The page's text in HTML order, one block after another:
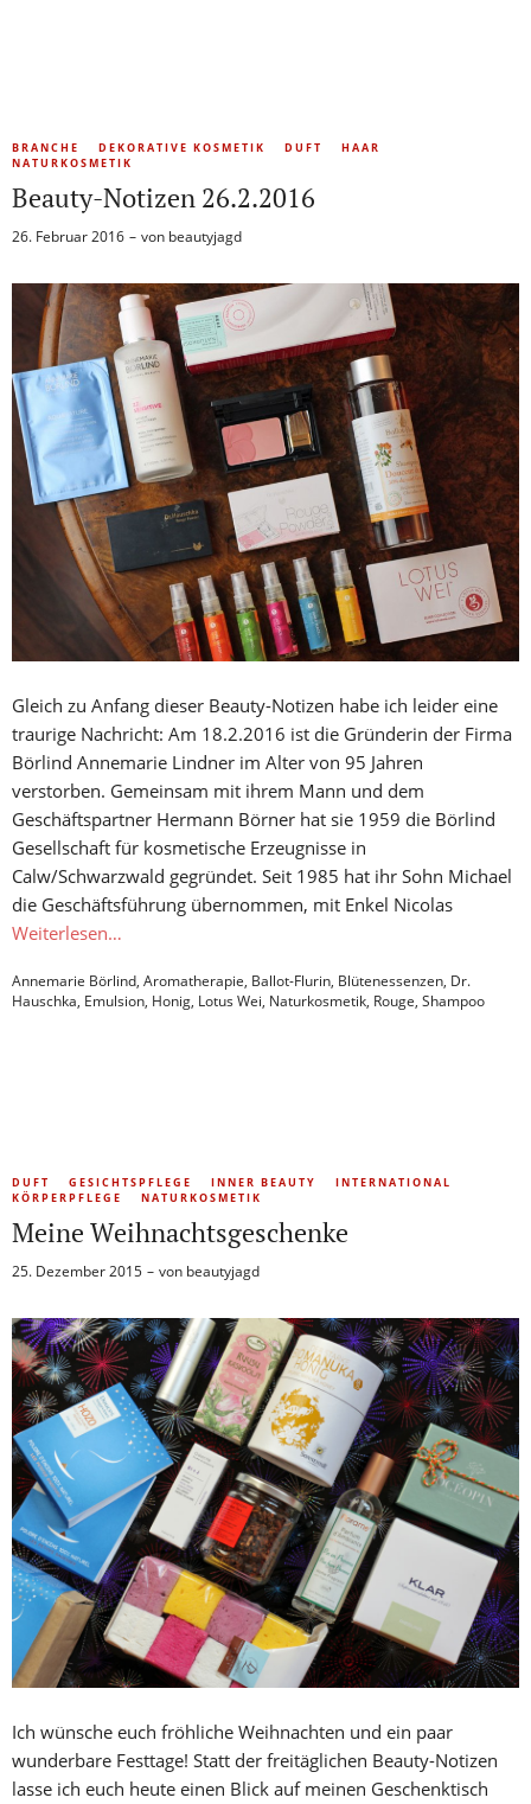
BRANCHE DEKORATIVE KOSMETIK DUFT
HAAR
NATURKOSMETIK
Beauty-Notizen 26.2.2016
26. Februar 2016 von beautyjagd
Gleich zu Anfang dieser Beauty-Notizen habe ich leider eine
traurige Nachricht: Am 18.2.2016 ist die Gründerin der Firma
Börlind Annemarie Lindner im Alter von 95 Jahren
verstorben. Gemeinsam mit ihrem Mann und dem
Geschäftspartner Hermann Börner hat sie 1959 die Börlind
Gesellschaft für kosmetische Erzeugnisse in
Calw/Schwarzwald gegründet. Seit 1985 hat ihr Sohn Michael
die Geschäftsführung übernommen, mit Enkel Nicolas
Weiterlesen…
Annemarie Börlind, Aromatherapie, Ballot-Flurin, Blütenessenzen, Dr.
Hauschka, Emulsion, Honig, Lotus Wei, Naturkosmetik, Rouge, Shampoo
DUFT GESICHTSPFLEGE INNER BEAUTY
INTERNATIONAL
KÖRPERPFLEGE
NATURKOSMETIK
Meine Weihnachtsgeschenke
25. Dezember 2015 von beautyjagd
Ich wünsche euch fröhliche Weihnachten und ein paar
wunderbare Festtage! Statt der freitäglichen Beauty-Notizen
lasse ich euch heute einen Blick auf meinen Geschenktisch